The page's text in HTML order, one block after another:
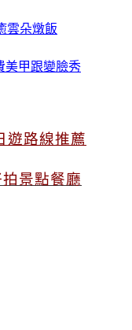
雲朵燉飯
美甲跟變臉秀
遊路線推薦
景點餐廳